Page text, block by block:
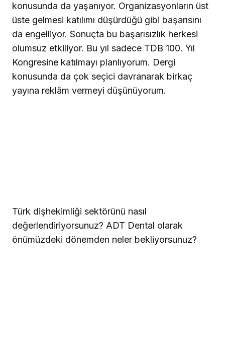
konusunda da yaşanıyor. Organizasyonların üst
üste gelmesi katılımı düşürdüğü gibi başarısını
da engelliyor. Sonuçta bu başarısızlık herkesi
olumsuz etkiliyor. Bu yıl sadece TDB 100. Yıl
Kongresine katılmayı planlıyorum. Dergi
konusunda da çok seçici davranarak birkaç
yayına reklâm vermeyi düşünüyorum.
Türk dişhekimliği sektörünü nasıl
değerlendiriyorsunuz? ADT Dental olarak
önümüzdeki dönemden neler bekliyorsunuz?